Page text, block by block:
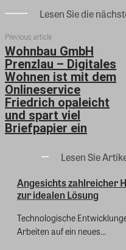
Lesen Sie die
Previous article
Wohnbau GmbH
Prenzlau – Digitales
Wohnen ist mit dem
Onlineservice
Friedrich opaleicht
und spart viel
Briefpapier ein
Lesen Sie
Angesichts zahlreicher
zur idealen Lösung
Technologische
Arbeiten auf ein neues...